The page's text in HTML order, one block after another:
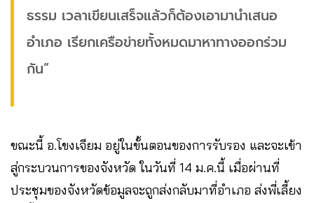
ธรรม เวลาเขียนเสร็จแล้วก็ต้องเอามานำเสนอ
อำเภอ เรียกเครือข่ายทั้งหมดมาหาทางออกร่วม
กัน”
ขณะนี้ อ.โขงเจียม อยู่ในขั้นตอนของการรับรอง และจะเข้า
สู่กระบวนการของจังหวัด ในวันที่ 14 ม.ค.นี้ เมื่อผ่านที่
ประชุมของจังหวัดข้อมูลจะถูกส่งกลับมาที่อำเภอ ส่งพี่เลี้ยง